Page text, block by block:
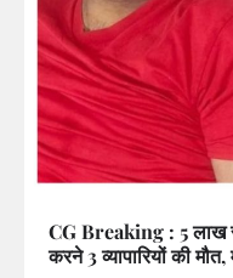
CG Breaking : 5 लाख
करने 3 व्यापारियों की